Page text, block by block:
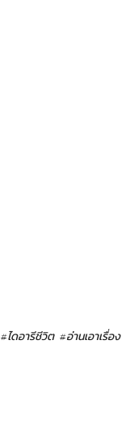
#ไดอารีชีวิต #อ่านเอาเรื่อง